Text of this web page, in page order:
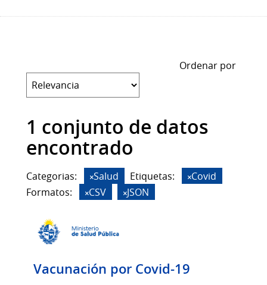
Ordenar por
1 conjunto de datos
encontrado
Categorias: Salud Etiquetas:
Covid
Formatos:
CSV JSON
Vacunación por Covid-19